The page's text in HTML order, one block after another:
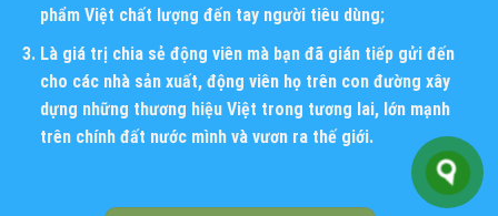
phẩm Việt chất lượng đến tay người tiêu dùng;
Là giá trị chia sẻ động viên mà bạn đã gián tiếp gửi đến
cho các nhà sản xuất, động viên họ trên con đường xây
dựng những thương hiệu Việt trong tương lai, lớn mạnh
trên chính đất nước mình và vươn ra thế giới.